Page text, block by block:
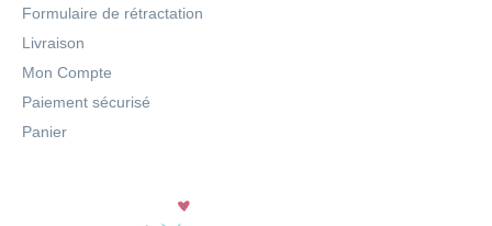
Formulaire de rétractation
Livraison
Mon Compte
Paiement sécurisé
Panier